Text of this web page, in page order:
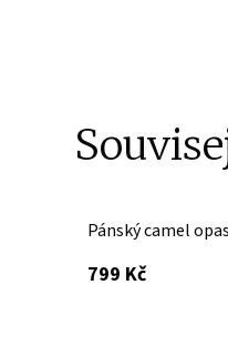
Pánský camel
799 Kčs DPH